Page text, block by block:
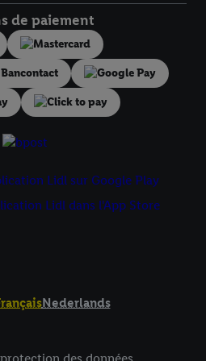
de paiement
Nederlands
à tout moment avec effet
relative à la protection des
impressions ici.